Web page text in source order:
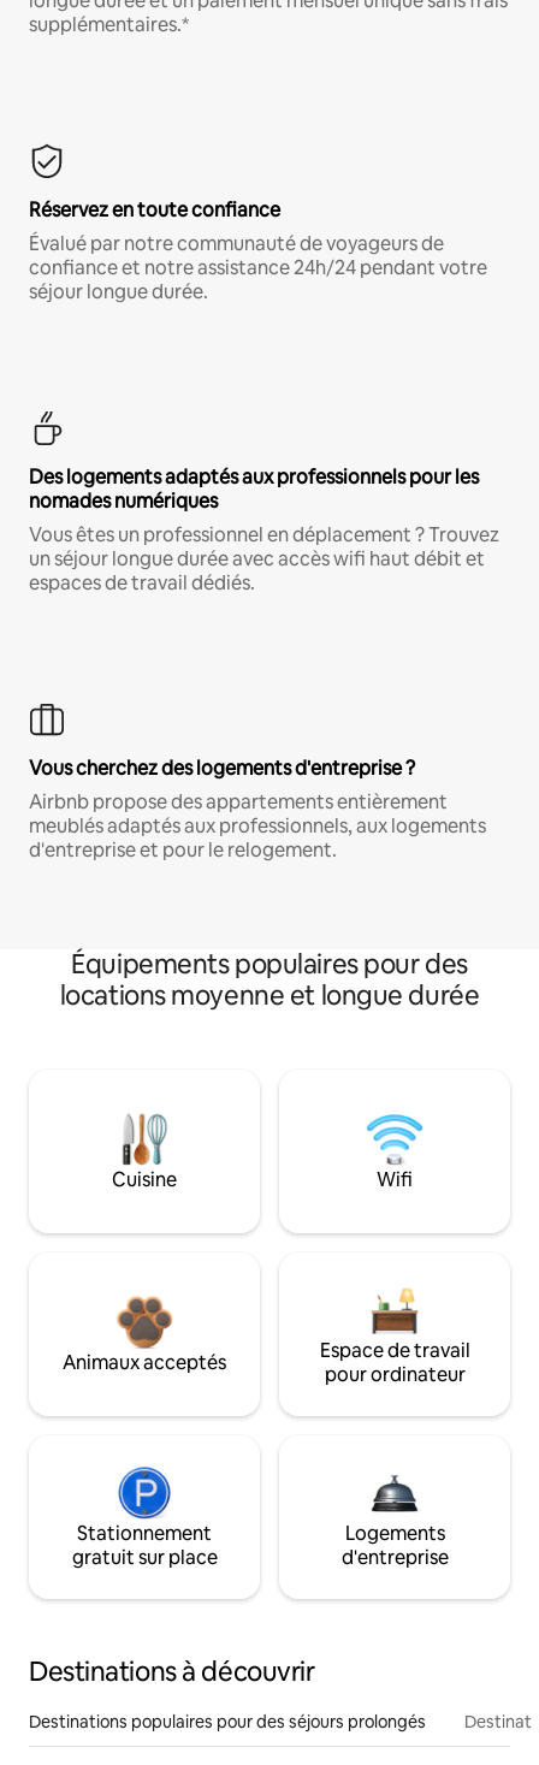
supplémentaires.*
Réservez en toute confiance
Évalué par notre communauté de voyageurs de
confiance et notre assistance 24h/24 pendant votre
séjour longue durée.
Des logements adaptés aux professionnels pour les
nomades numériques
Vous êtes un professionnel en déplacement ? Trouvez
un séjour longue durée avec accès wifi haut débit et
espaces de travail dédiés.
Vous cherchez des logements d'entreprise ?
Airbnb propose des appartements entièrement
meublés adaptés aux professionnels, aux logements
d'entreprise et pour le relogement.
Équipements populaires pour des
locations moyenne et longue durée
Cuisine Wifi
Animaux acceptés
Espace de travail
pour ordinateur
Stationnement
gratuit sur place
Logements
d'entreprise
Destinations à découvrir
Destinations populaires pour des séjours prolongés